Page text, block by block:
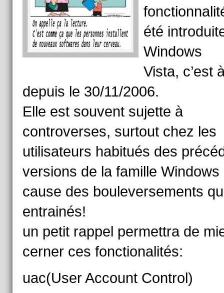
été
Windows
Vista, c’est
depuis le 30/11/2006.
Elle est souvent sujette à
controverses, surtout chez les
utilisateurs habitués des
versions de la famille Windows
cause des bouleversements
entrainés!
un petit rappel permettra de
cerner ces fonctionalités:
uac(User Account Control)